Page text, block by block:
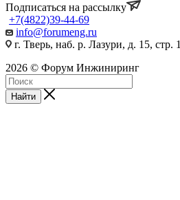
Подписаться на рассылку
+7(4822)39-44-69
info@forumeng.ru
г. Тверь, наб. р. Лазури, д. 15, стр. 1
2026 © Форум Инжиниринг
Найти